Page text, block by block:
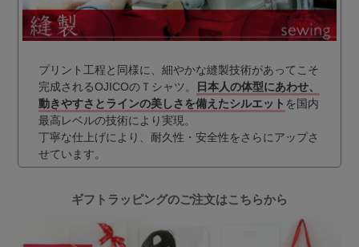
プリント工程と同様に、細やかな縫製技術があってこそ
完成されるOJICOのＴシャツ。
日本人の体型にあわせ、
動きやすさとラインの美しさを備えたシルエット を国内
最高レベルの技術により実現。
丁寧な仕上げにより、耐久性・安全性をさらにアップさ
せています。
ギフトラッピングのご注文はこちらから